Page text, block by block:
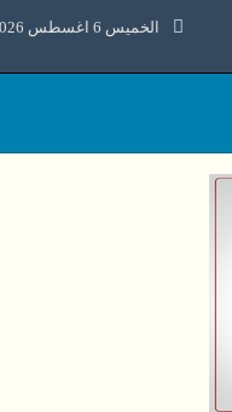
الخميس 6 اغسطس 2026 م - 20 صفر 1448هـ